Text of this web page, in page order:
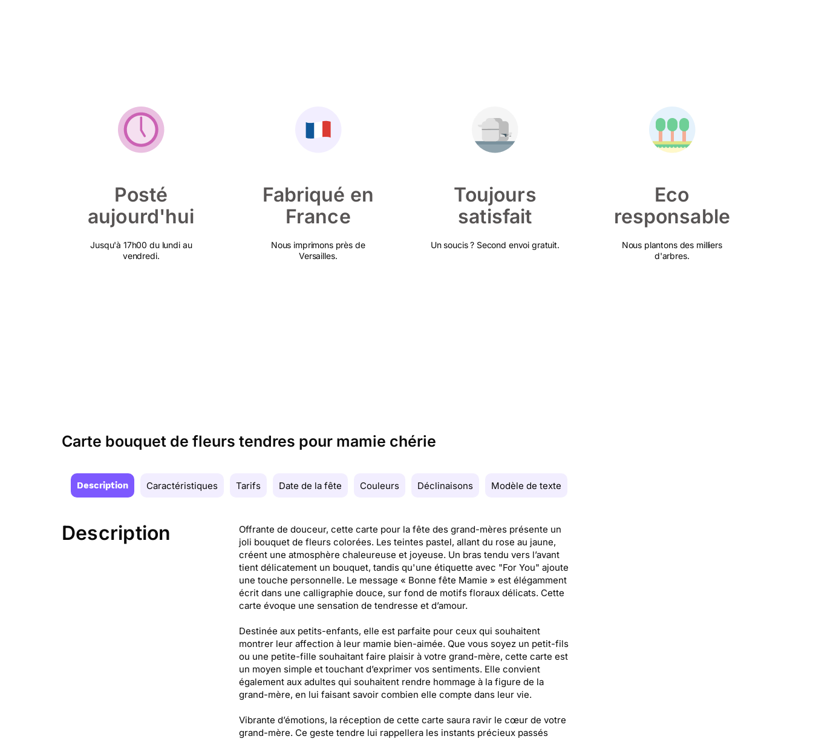
Posté
aujourd'hui
Jusqu'à 17h00 du lundi au
vendredi.
Fabriqué en
France
Nous imprimons près de
Versailles.
Toujours
satisfait
Un soucis ? Second envoi gratuit.
Eco
responsable
Nous plantons des milliers
d'arbres.
Carte bouquet de fleurs tendres pour mamie chérie
Description Caractéristiques Tarifs Date de la fête Couleurs Déclinaisons Modèle de texte
Description
Offrante de douceur, cette carte pour la fête des grand-mères présente un
joli bouquet de fleurs colorées. Les teintes pastel, allant du rose au jaune,
créent une atmosphère chaleureuse et joyeuse. Un bras tendu vers l’avant
tient délicatement un bouquet, tandis qu'une étiquette avec "For You" ajoute
une touche personnelle. Le message « Bonne fête Mamie » est élégamment
écrit dans une calligraphie douce, sur fond de motifs floraux délicats. Cette
carte évoque une sensation de tendresse et d’amour.
Destinée aux petits-enfants, elle est parfaite pour ceux qui souhaitent
montrer leur affection à leur mamie bien-aimée. Que vous soyez un petit-fils
ou une petite-fille souhaitant faire plaisir à votre grand-mère, cette carte est
un moyen simple et touchant d’exprimer vos sentiments. Elle convient
également aux adultes qui souhaitent rendre hommage à la figure de la
grand-mère, en lui faisant savoir combien elle compte dans leur vie.
Vibrante d’émotions, la réception de cette carte saura ravir le cœur de votre
grand-mère. Ce geste tendre lui rappellera les instants précieux passés